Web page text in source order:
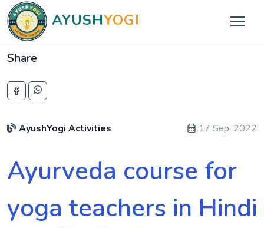
AYUSHYOGI
Share
AyushYogi Activities 17 Sep, 2022
Ayurveda course for
yoga teachers in Hindi